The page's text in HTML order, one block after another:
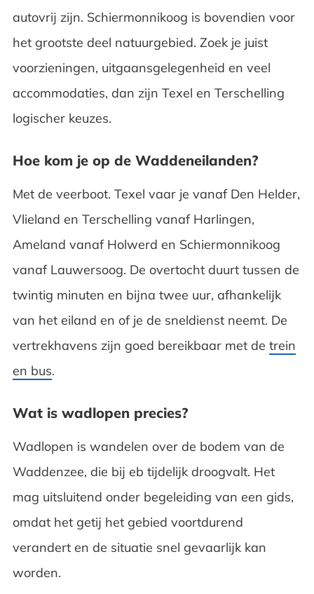
autovrij zijn. Schiermonnikoog is bovendien voor
het grootste deel natuurgebied. Zoek je juist
voorzieningen, uitgaansgelegenheid en veel
accommodaties, dan zijn Texel en Terschelling
logischer keuzes.
Hoe kom je op de Waddeneilanden?
Met de veerboot. Texel vaar je vanaf Den Helder,
Vlieland en Terschelling vanaf Harlingen,
Ameland vanaf Holwerd en Schiermonnikoog
vanaf Lauwersoog. De overtocht duurt tussen de
twintig minuten en bijna twee uur, afhankelijk
van het eiland en of je de sneldienst neemt. De
vertrekhavens zijn goed bereikbaar met de trein
en bus.
Wat is wadlopen precies?
Wadlopen is wandelen over de bodem van de
Waddenzee, die bij eb tijdelijk droogvalt. Het
mag uitsluitend onder begeleiding van een gids,
omdat het getij het gebied voortdurend
verandert en de situatie snel gevaarlijk kan
worden.